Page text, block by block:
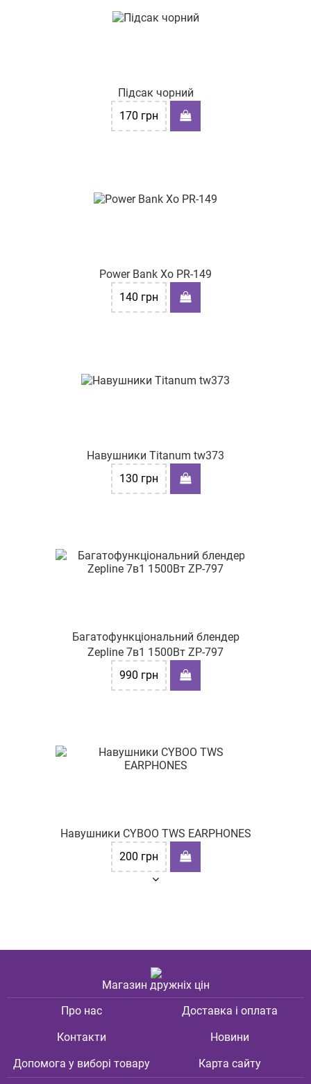
Підсак чорний
170 грн
Power Bank Xo PR-149
140 грн
Навушники Titanum tw373
130 грн
Багатофункціональний блендер
Zepline 7в1 1500Вт ZP-797
990 грн
Навушники CYBOO TWS EARPHONES
200 грн
Магазин дружніх цін
Про нас
Доставка і оплата
Контакти
Новини
Допомога у виборі товару
Карта сайту